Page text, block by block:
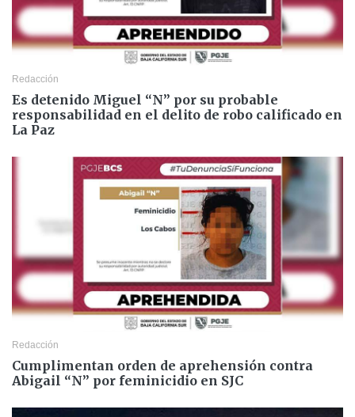
Redacción
Es detenido Miguel “N” por su probable
responsabilidad en el delito de robo calificado en
La Paz
Redacción
Cumplimentan orden de aprehensión contra
Abigail “N” por feminicidio en SJC